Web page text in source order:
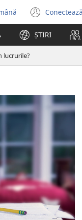
(se
ȘTIRI
lucrurile?